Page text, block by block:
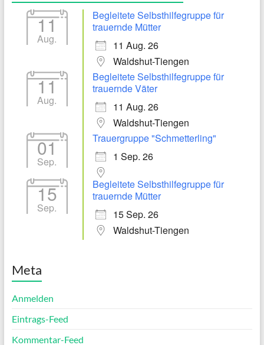
11
Aug.
Begleitete Selbsthilfegruppe für
trauernde Mütter
11 Aug. 26
Waldshut-Tiengen
11
Aug.
Begleitete Selbsthilfegruppe für
trauernde Väter
11 Aug. 26
Waldshut-Tiengen
01
Sep.
Trauergruppe "Schmetterling"
1 Sep. 26
15
Sep.
Begleitete Selbsthilfegruppe für
trauernde Mütter
15 Sep. 26
Waldshut-Tiengen
Meta
Anmelden
Eintrags-Feed
Kommentar-Feed